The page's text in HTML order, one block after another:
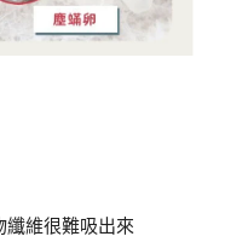
纖維很難吸出來